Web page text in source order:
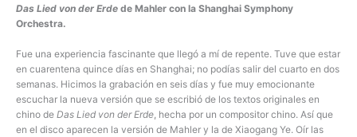
Das Lied von der Erde de Mahler con la Shanghai Symphony
Orchestra.
Fue una experiencia fascinante que llegó a mí de repente. Tuve que estar
en cuarentena quince días en Shanghai; no podías salir del cuarto en dos
semanas. Hicimos la grabación en seis días y fue muy emocionante
escuchar la nueva versión que se escribió de los textos originales en
chino de Das Lied von der Erde , hecha por un compositor chino. Así que
en el disco aparecen la versión de Mahler y la de Xiaogang Ye. Oír las